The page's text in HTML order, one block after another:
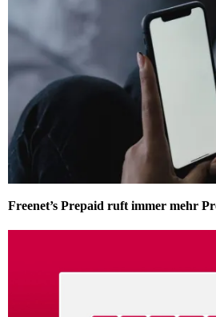
Freenet’s Prepaid ruft immer mehr